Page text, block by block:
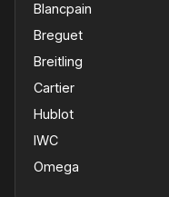
Blancpain
Breguet
Breitling
Cartier
Hublot
IWC
Omega